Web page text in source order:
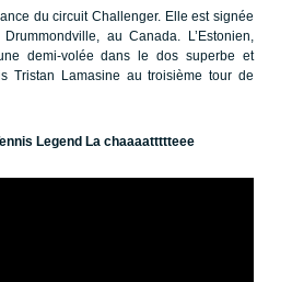
du circuit Challenger. Elle est signée
au Canada. L’Estonien,
demi-volée dans le dos superbe et
Tristan Lamasine au troisième tour de
Legend La chaaaattttteee